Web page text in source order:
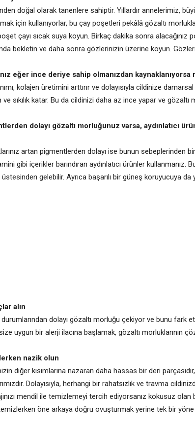
doğal olarak tanenlere sahiptir. Yıllardır annelerimiz,
için kullanıyorlar, bu çay poşetleri pekâlâ gözaltı
çayı sıcak suya koyun. Birkaç dakika sonra alacağınız
bekletin ve daha sonra gözlerinizin üzerine koyun.
eğer ince deriye sahip olmanızdan kaynaklanıyorsa
kolajen üretimini arttırır ve dolayısıyla cildinize
sıkılık katar. Bu da cildinizi daha az ince yapar ve gözaltı
dolayı gözaltı morluğunuz varsa, aydınlatıcı
artan pigmentlerden dolayı ise bunun sebeplerinden
gibi içerikler barındıran aydınlatıcı ürünler kullanmanız.
gelebilir. Ayrıca başarılı bir güneş koruyucuya da
alın
dolayı gözaltı morluğu çekiyor ve bunu fark
uygun bir alerji ilacına başlamak, gözaltı morluklarının
nazik olun
diğer kısımlarına nazaran daha hassas bir deri
Dolayısıyla, herhangi bir rahatsızlık ve travma
mendil ile temizlemeyi tercih ediyorsanız kokusuz
öne arkaya doğru ovuşturmak yerine tek bir